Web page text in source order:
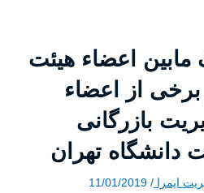
اعضاء هیئت
از اعضاء
بازرگانی
دانشگاه تهران
ایمرا/
11/01/2019